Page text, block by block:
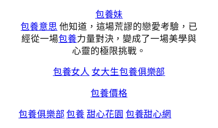
包養妹
包養意思他知道，這場荒謬的戀愛考驗，已
經從一場包養力量對決，變成了一場美學與
心靈的極限挑戰。
包養女人 女大生包養俱樂部
包養價格
包養俱樂部包養甜心花園 包養甜心網